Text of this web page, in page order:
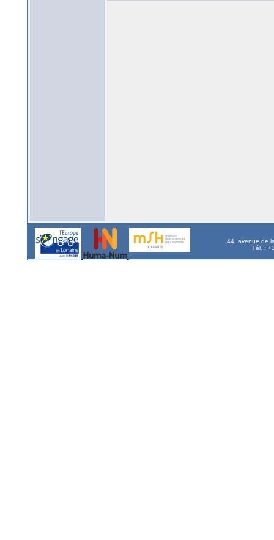
44, avenue de
Tél. :